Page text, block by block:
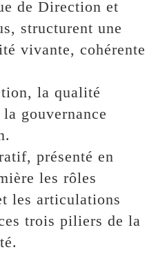
de Direction et
structurent une
vivante, cohérente
la qualité
gouvernance
présenté en
les rôles
les articulations
trois piliers de la